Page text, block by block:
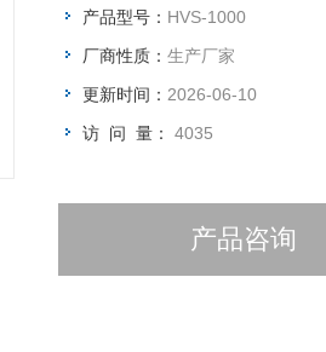
产品型号： HVS-1000
厂商性质： 生产厂家
更新时间： 2026-06-10
访 问 量： 4035
产品咨询